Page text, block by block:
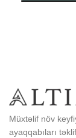
Müxtəlif növ
ayaqqabıları